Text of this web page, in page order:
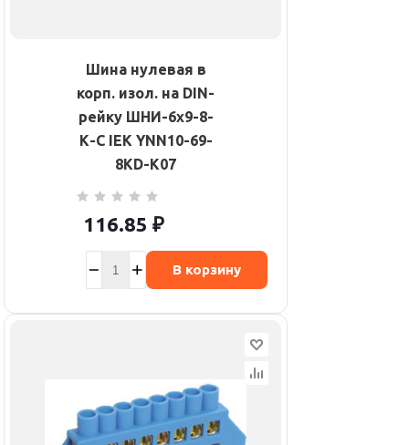
Шина нулевая в
корп. изол. на DIN-
рейку ШНИ-6х9-8-
К-С IEK YNN10-69-
8KD-K07
116.85 ₽
В корзину